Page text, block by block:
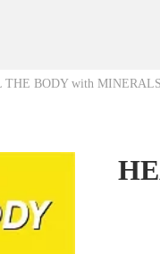
THE BODY with